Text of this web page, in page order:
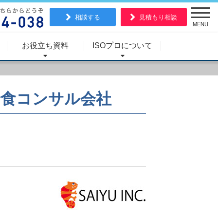
相談する 見積もり相談
MENU
お役立ち資料 ISOプロについて
コンサル会社